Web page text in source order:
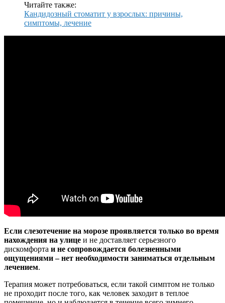
Читайте также:
Кандидозный стоматит у взрослых: причины,
симптомы, лечение
Если слезотечение на морозе проявляется только во время
нахождения на улице и не доставляет серьезного
дискомфорта и не сопровождается болезненными
ощущениями – нет необходимости заниматься отдельным
лечением.
Терапия может потребоваться, если такой симптом не только
не проходит после того, как человек заходит в теплое